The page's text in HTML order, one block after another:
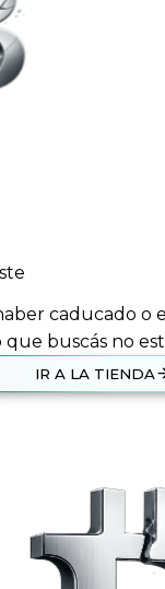
caducado o
que buscás no
IR A LA TIENDA